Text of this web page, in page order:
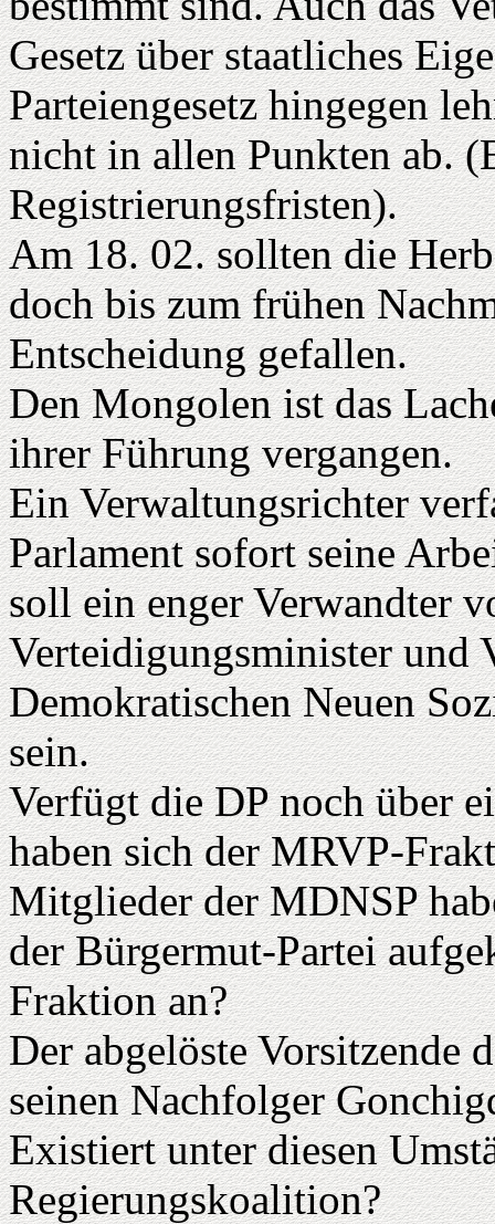
Gesetz über staatliches
Parteiengesetz hingegen
nicht in allen Punkten ab.
Registrierungsfristen).
Am 18. 02. sollten die
doch bis zum frühen
Entscheidung gefallen.
Den Mongolen ist das
ihrer Führung vergangen.
Ein Verwaltungsrichter
Parlament sofort seine
soll ein enger Verwandter
Verteidigungsminister und
Demokratischen Neuen
sein.
Verfügt die DP noch über
haben sich der MRVP-
Mitglieder der MDNSP
der Bürgermut-Partei
Fraktion an?
Der abgelöste Vorsitzende
seinen Nachfolger
Existiert unter diesen
Regierungskoalition?